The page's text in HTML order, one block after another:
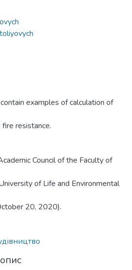
examples of calculation of
resistance.
Council of the Faculty of
of Life and Environmental
20, 2020).